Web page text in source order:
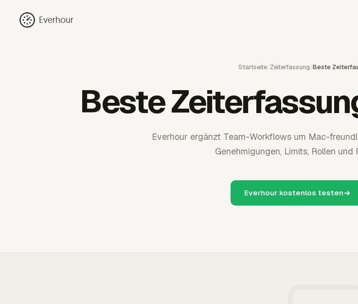
Everhour
Startseite/Zeiterfassung/Beste
Beste
Everhour ergänzt Team-Workflows um Mac-
Genehmigungen, Limits, Rollen
Everhour kostenlos testen